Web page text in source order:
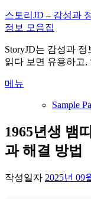
내
용
로
바
가
스토리JD – 감성과
정보 모음집
StoryJD는 감성과
읽다 보면 유용하고,
메뉴
Sample
1965년생 뱀
과 해결 방법
작성일자 2025년 09